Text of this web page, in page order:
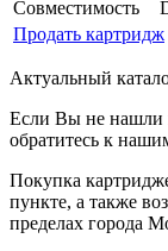
Совместимость
Продать картридж
Актуальный
Если Вы не нашли
обратитесь к
Покупка
пункте, а также
пределах города